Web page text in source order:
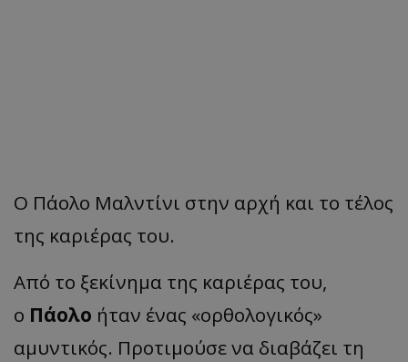
Ο Πάολο Μαλντίνι στην αρχή και το τέλος
της καριέρας του.
Από το ξεκίνημα της καριέρας του,
ο Πάολο ήταν ένας «ορθολογικός»
αμυντικός. Προτιμούσε να διαβάζει τη